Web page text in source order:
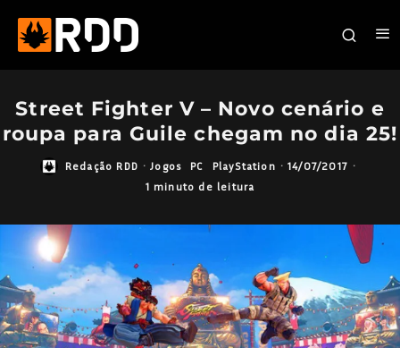
Street Fighter V – Novo cenário e
roupa para Guile chegam no dia 25!
Redação RDD · Jogos PC PlayStation · 14/07/2017 ·
1 minuto de leitura